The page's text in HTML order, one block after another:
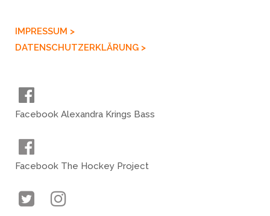
IMPRESSUM >
DATENSCHUTZERKLÄRUNG >
Facebook Alexandra Krings Bass
Facebook The Hockey Project